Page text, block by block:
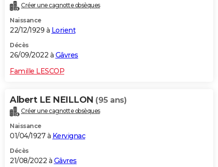
Créer une cagnotte obsèques
Naissance
22/12/1929 à Lorient
Décès
26/09/2022 à Gâvres
Famille LESCOP
Albert LE NEILLON (95 ans)
Créer une cagnotte obsèques
Naissance
01/04/1927 à Kervignac
Décès
21/08/2022 à Gâvres